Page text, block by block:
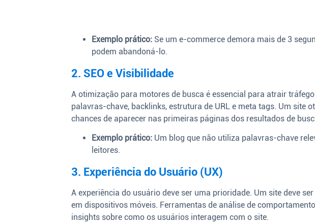
Exemplo prático: Se um e-commerce demora mais de 3
podem abandoná-lo.
2. SEO e Visibilidade
A otimização para motores de busca é essencial para atrair
palavras-chave, backlinks, estrutura de URL e meta tags. Um site
chances de aparecer nas primeiras páginas dos resultados de
Exemplo prático: Um blog que não utiliza palavras-chave
leitores.
3. Experiência do Usuário (UX)
A experiência do usuário deve ser uma prioridade. Um site deve
em dispositivos móveis. Ferramentas de análise de
insights sobre como os usuários interagem com o site.